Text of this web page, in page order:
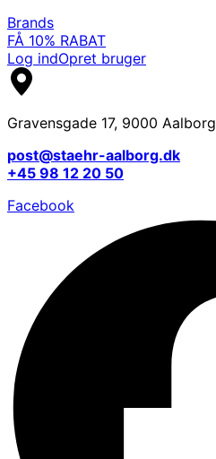
Brands
FÅ 10% RABAT
Log indOpret bruger
Gravensgade 17, 9000 Aalborg
post@staehr-aalborg.dk
+45 98 12 20 50
Facebook